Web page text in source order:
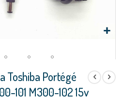
Toshiba Portégé
101 M300-102 15v